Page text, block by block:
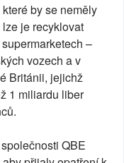
by se neměly
je recyklovat
–
vozech a v
Británii, jejichž
1 miliardu liber
QBE